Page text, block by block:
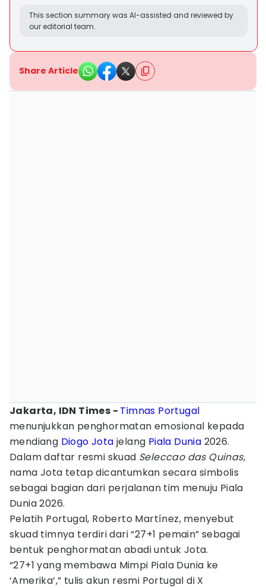
This section summary was AI-assisted and reviewed by
our editorial team.
Share Article
Jakarta, IDN Times - Timnas Portugal
menunjukkan penghormatan emosional kepada
mendiang Diogo Jota jelang Piala Dunia 2026.
Dalam daftar resmi skuad Seleccao das Quinas,
nama Jota tetap dicantumkan secara simbolis
sebagai bagian dari perjalanan tim menuju Piala
Dunia 2026.
Pelatih Portugal, Roberto Martínez, menyebut
skuad timnya terdiri dari “27+1 pemain” sebagai
bentuk penghormatan abadi untuk Jota.
“27+1 yang membawa Mimpi Piala Dunia ke
‘Amerika’,” tulis akun resmi Portugal di X